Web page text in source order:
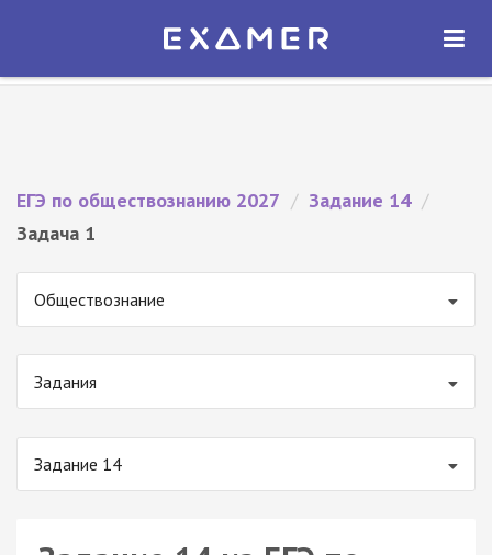
Экзамер — ЕГЭ 2027
ОТКРЫТЬ
ЕГЭ по обществознанию 2027 / Задание 14 /
Задача 1
Обществознание
Задания
Задание 14